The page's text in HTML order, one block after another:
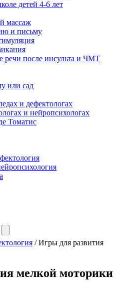
детей 4-6 лет
массаж
и письму
речи после инсульта и ЧМТ
или сад
и дефектологах
и нейропсихологах
Томатис
/ Игры для развития
мелкой моторики